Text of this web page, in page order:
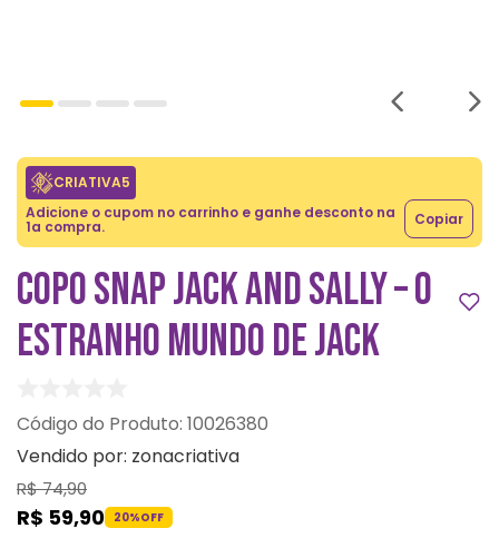
CRIATIVA5
Adicione o cupom no carrinho e ganhe desconto na
1a compra. Copiar
COPO SNAP JACK AND SALLY – O
ESTRANHO MUNDO DE JACK
: 10026380
Vendido por: zonacriativa
R$74,90
R$ 59,90 20%OFF